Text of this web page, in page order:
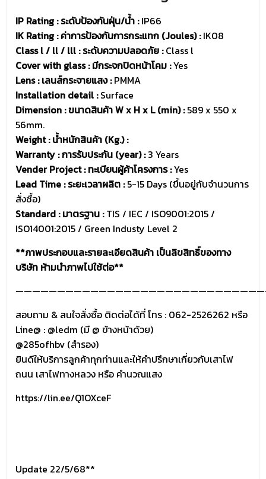
IP Rating : ระดับป้องกันฝุ่น/น้ำ :IP66
IK Rating : ค่าการป้องกันการกระแทก (Joules) :IK08
Class l / ll / lll : ระดับความปลอดภัย :Class l
Cover with glass : มีกระจกปิดหน้าโคม :Yes
Lens : เลนส์กระจายแสง :PMMA
Installation detail :Surface
Dimension : ขนาดสินค้า W x H x L (min) :589 x 550 x
56mm.
Weight : น้ำหนักสินค้า (Kg.) :
Warranty : การรับประกัน (year) :3 Years
Vender Project : ทะเบียนผู้ค้าโครงการ :Yes
Lead Time : ระยะเวลาผลิต :5-15 Days (ขึ้นอยู่กับจำนวนการ
สั่งซื้อ)
Standard : มาตรฐาน :TIS / IEC / ISO9001:2015 /
ISO14001:2015 / Green Industy Level 2
**ภาพประกอบและรายละเอียดสินค้า เป็นลิขสิทธิ์ของทาง
บริษัท ห้ามนำภาพไปใช้ต่อ**
สอบถาม & สนใจสั่งซื้อ ติดต่อได้ที่ โทร : 062-2526262 หรือ
Line@ : @ledm (มี @ ข้างหน้าด้วย)
@285ofhbv (สำรอง)
ยินดีให้บริการลูกค้าทุกท่านและให้คำปรึกษาเกี่ยวกับเสาไฟ
ถนน เสาไฟทางหลวง หรือ คำนวณแสง
https://lin.ee/Q1OXceF
Update 22/5/68**